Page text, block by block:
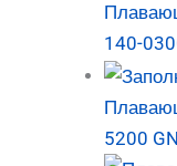
140-
5200